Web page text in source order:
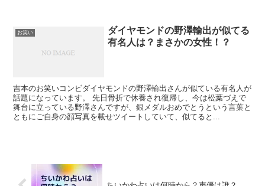
お笑い
ダイヤモンドの野澤輸出が似てる
有名人は？まさかの女性！？
吉本のお笑いコンビダイヤモンドの野澤輸出さんが似ている有名人が
話題になっています。 先日骨折で休養され復帰し、今は松葉づえで
舞台に立っている野澤さんですが、銀メダルおめでとうという言葉と
ともにご自身の顔写真を載せツイートしていて、似てると...